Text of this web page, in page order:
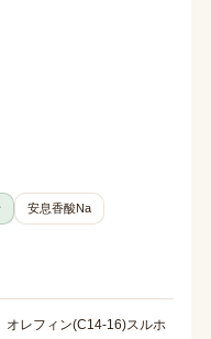
安息香酸Na
オレフィン(C14-16)スルホ